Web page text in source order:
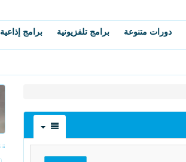
دورات متنوعة برامج تلفزيونية برامج إذاعية